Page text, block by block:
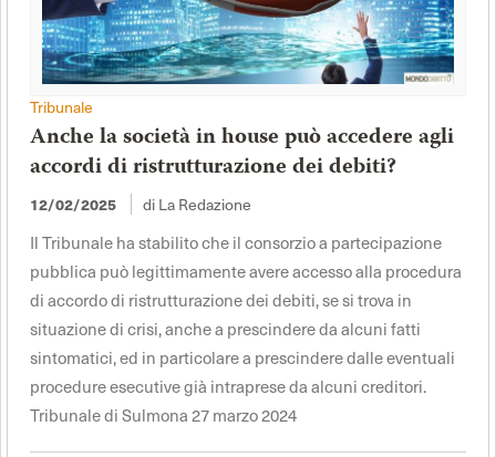
Tribunale
Anche la società in house può accedere agli
accordi di ristrutturazione dei debiti?
12/02/2025 di La Redazione
Il Tribunale ha stabilito che il consorzio a partecipazione
pubblica può legittimamente avere accesso alla procedura
di accordo di ristrutturazione dei debiti, se si trova in
situazione di crisi, anche a prescindere da alcuni fatti
sintomatici, ed in particolare a prescindere dalle eventuali
procedure esecutive già intraprese da alcuni creditori.
Tribunale di Sulmona 27 marzo 2024